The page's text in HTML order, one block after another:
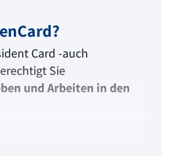
Card -auch
Sie
und Arbeiten in den